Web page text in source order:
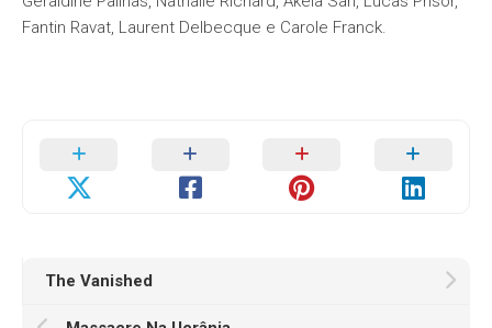
Fantin Ravat, Laurent Delbecque e Carole Franck.
The Vanished